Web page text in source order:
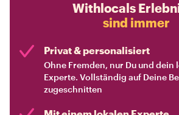
Withlocals
sind immer
Privat & personalisiert
Ohne Fremden, nur Du und dein
Experte. Vollständig auf Deine
zugeschnitten